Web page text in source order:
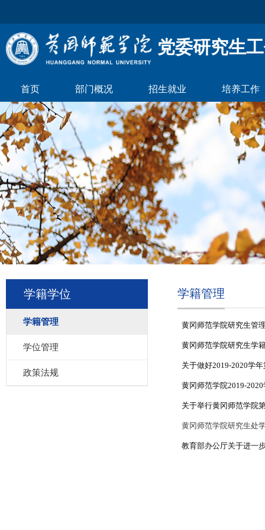
党委研究生
首页 部门概况 招生就业 培养工作
学籍学位
学籍管理
学位管理
政策法规
学籍管理
黄冈师范学院研究生管
黄冈师范学院研究生学
关于做好2019-2020学
黄冈师范学院2019-
关于举行黄冈师范学院
黄冈师范学院研究生处
教育部办公厅关于进一